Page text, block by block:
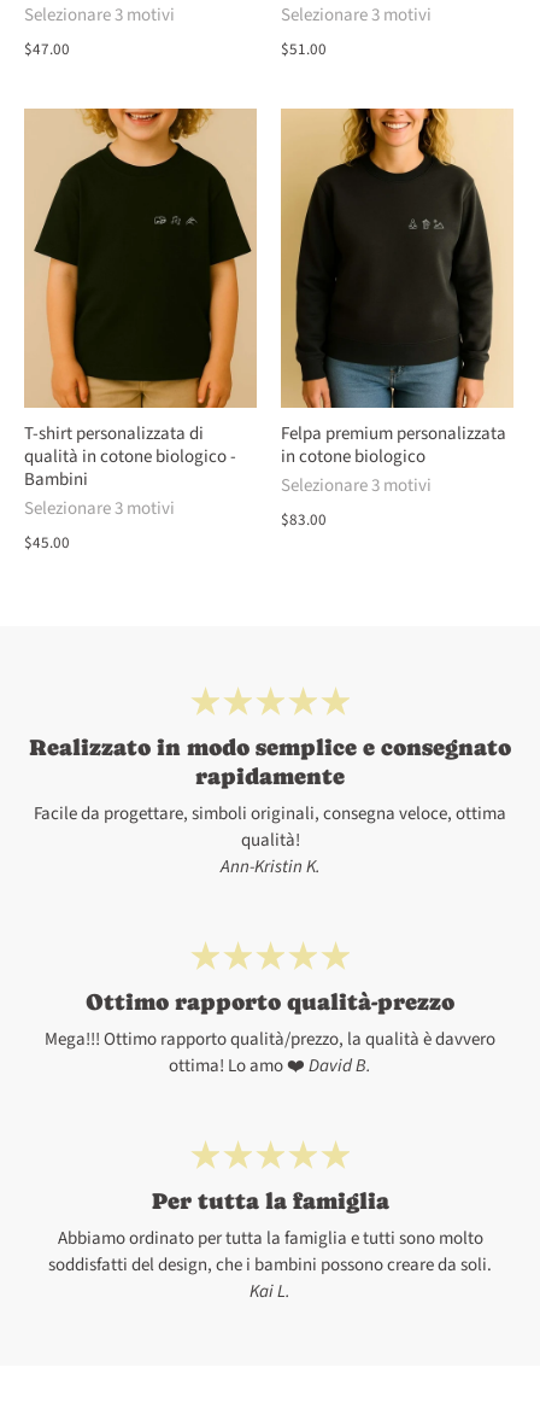
Selezionare 3 motivi
$47.00
Selezionare 3 motivi
$51.00
T-shirt personalizzata di
qualità in cotone biologico -
Bambini
Selezionare 3 motivi
$45.00
Felpa premium personalizzata
in cotone biologico
Selezionare 3 motivi
$83.00
Realizzato in modo semplice e consegnato
rapidamente
Facile da progettare, simboli originali, consegna veloce, ottima
qualità!
Ann-Kristin K.
Ottimo rapporto qualità-prezzo
Mega!!! Ottimo rapporto qualità/prezzo, la qualità è davvero
ottima! Lo amo ❤️David B.
Per tutta la famiglia
Abbiamo ordinato per tutta la famiglia e tutti sono molto
soddisfatti del design, che i bambini possono creare da soli.
Kai L.